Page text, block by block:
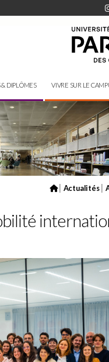
& DIPLÔMES VIVRE SUR LE
| Actualités |